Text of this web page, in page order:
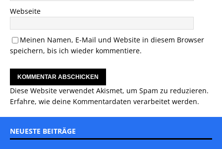
Webseite
Meinen Namen, E-Mail und Website in diesem Browser
speichern, bis ich wieder kommentiere.
Diese Website verwendet Akismet, um Spam zu reduzieren.
Erfahre, wie deine Kommentardaten verarbeitet werden.
NEUESTE BEITRÄGE